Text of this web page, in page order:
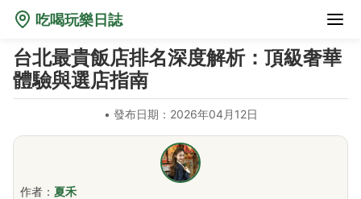
吃喝玩樂日誌
台北最貴飯店排名深度解析：頂級奢華
體驗與選店指南
• 發布日期：2026年04月12日
作者： 夏禾